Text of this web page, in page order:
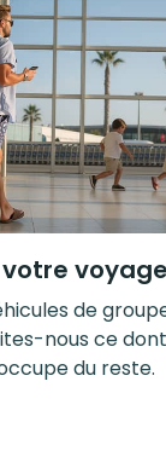
voyage
de
nous ce
du reste.